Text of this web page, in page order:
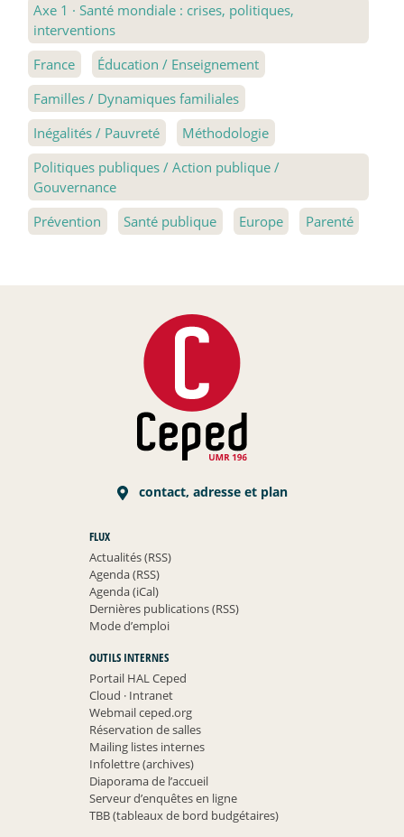
Axe 1 · Santé mondiale : crises, politiques,
interventions
France
Éducation / Enseignement
Familles / Dynamiques familiales
Inégalités / Pauvreté
Méthodologie
Politiques publiques / Action publique /
Gouvernance
Prévention
Santé publique Europe Parenté
contact, adresse et plan
FLUX
Actualités (RSS)
Agenda (RSS)
Agenda (iCal)
Dernières publications (RSS)
Mode d’emploi
OUTILS INTERNES
Portail HAL Ceped
Cloud ·Intranet
Webmail ceped.org
Réservation de salles
Mailing listes internes
Infolettre (archives)
Diaporama de l’accueil
Serveur d’enquêtes en ligne
TBB (tableaux de bord budgétaires)